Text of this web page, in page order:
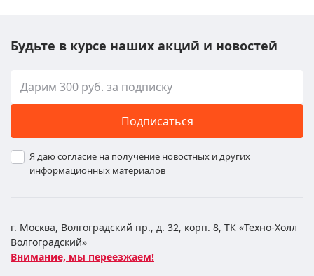
Будьте в курсе наших акций и новостей
Подписаться
Я даю согласие на получение новостных и других
информационных материалов
г. Москва, Волгоградский пр., д. 32, корп. 8, ТК «Техно-Холл
Волгоградский»
Внимание, мы переезжаем!